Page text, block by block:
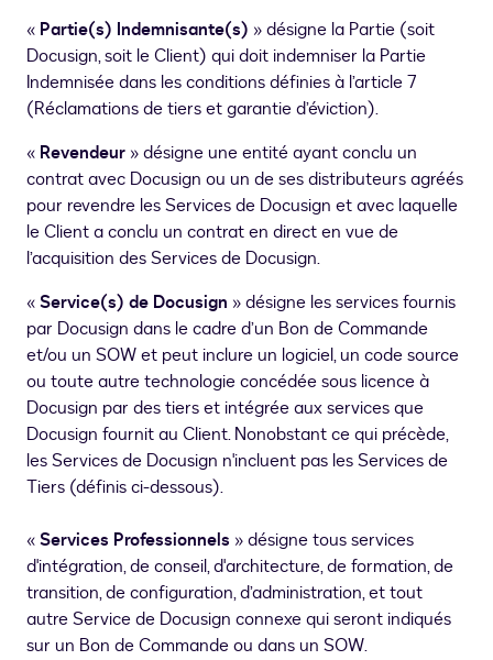
« Partie(s) Indemnisante(s) » désigne la Partie (soit
Docusign, soit le Client) qui doit indemniser la Partie
Indemnisée dans les conditions définies à l’article 7
(Réclamations de tiers et garantie d’éviction).
« Revendeur » désigne une entité ayant conclu un
contrat avec Docusign ou un de ses distributeurs agréés
pour revendre les Services de Docusign et avec laquelle
le Client a conclu un contrat en direct en vue de
l’acquisition des Services de Docusign.
«Service(s) de Docusign » désigne les services fournis
par Docusign dans le cadre d’un Bon de Commande
et/ou un SOW et peut inclure un logiciel, un code source
ou toute autre technologie concédée sous licence à
Docusign par des tiers et intégrée aux services que
Docusign fournit au Client. Nonobstant ce qui précède,
les Services de Docusign n'incluent pas les Services de
Tiers (définis ci-dessous).
«Services Professionnels » désigne tous services
d'intégration, de conseil, d'architecture, de formation, de
transition, de configuration, d’administration, et tout
autre Service de Docusign connexe qui seront indiqués
sur un Bon de Commande ou dans un SOW.